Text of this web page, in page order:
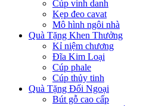
Cúp vinh danh
Kẹp đeo cavat
Mô hình ngôi nhà
Quà Tặng Khen Thưởng
Kỉ niệm chương
Đĩa Kim Loại
Cúp phale
Cúp thủy tinh
Quà Tặng Đối Ngoại
Bút gỗ cao cấp